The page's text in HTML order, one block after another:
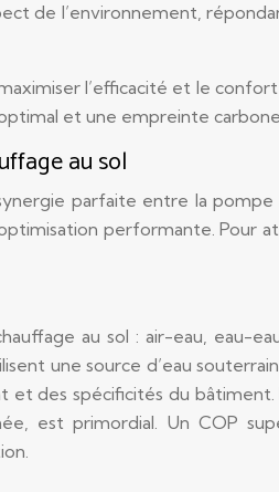
de l’environnement,
l’efficacité et le
et une empreinte
au sol
parfaite entre la
performante. Pour
au sol : air-eau, eau-
une source d’eau
et des spécificités du
est primordial. Un COP